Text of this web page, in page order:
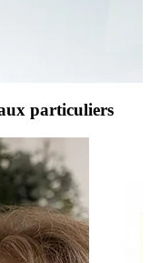
particuliers